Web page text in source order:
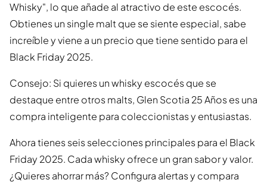
Whisky", lo que añade al atractivo de este escocés.
Obtienes un single malt que se siente especial, sabe
increíble y viene a un precio que tiene sentido para el
Black Friday 2025.
Consejo: Si quieres un whisky escocés que se
destaque entre otros malts, Glen Scotia 25 Años es una
compra inteligente para coleccionistas y entusiastas.
Ahora tienes seis selecciones principales para el Black
Friday 2025. Cada whisky ofrece un gran sabor y valor.
¿Quieres ahorrar más? Configura alertas y compara